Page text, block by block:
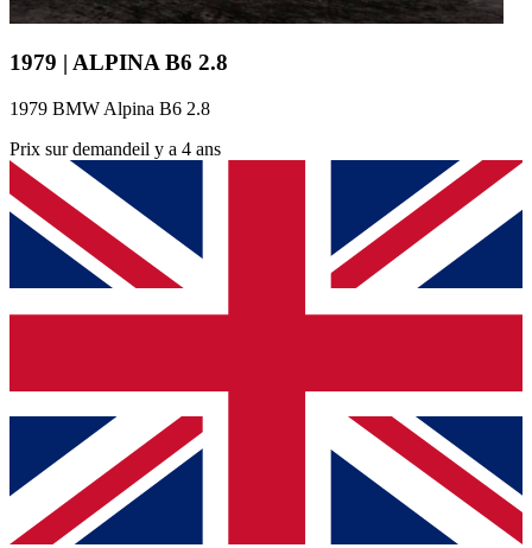
1979 | ALPINA B6 2.8
1979 BMW Alpina B6 2.8
Prix sur demandeil y a 4 ans